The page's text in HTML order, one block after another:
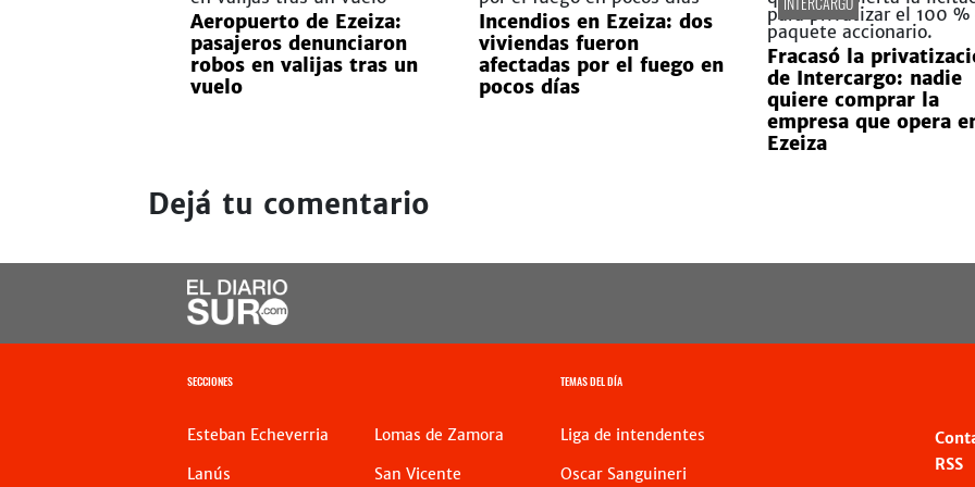
Aeropuerto de Ezeiza:
pasajeros denunciaron
robos en valijas tras un
vuelo
Incendios en Ezeiza: dos
viviendas fueron
afectadas por el fuego en
pocos días
Fracasó la
de Intercargo: nadie
quiere comprar la
empresa que opera
Ezeiza
Dejá tu comentario
SECCIONES
Esteban Echeverria
Lanús
Lomas de Zamora
San Vicente
TEMAS DEL DÍA
Liga de intendentes
Oscar Sanguineri
RSS